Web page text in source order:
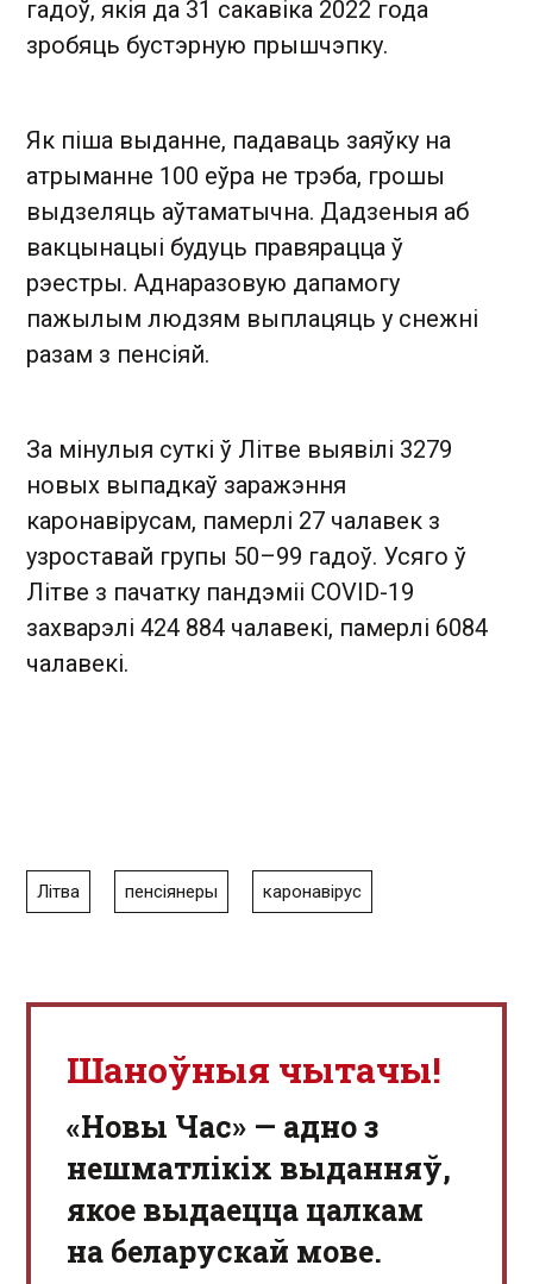
гадоў, якія да 31 сакавіка 2022 года
зробяць бустэрную прышчэпку.
Як піша выданне, падаваць заяўку на
атрыманне 100 еўра не трэба, грошы
выдзеляць аўтаматычна. Дадзеныя аб
вакцынацыі будуць правярацца ў
рэестры. Аднаразовую дапамогу
пажылым людзям выплацяць у снежні
разам з пенсіяй.
За мінулыя суткі ў Літве выявілі 3279
новых выпадкаў заражэння
каронавірусам, памерлі 27 чалавек з
узроставай групы 50– 99 гадоў. Усяго ў
Літве з пачатку пандэміі COVID-19
захварэлі 424 884 чалавекі, памерлі 6084
чалавекі.
Літва пенсіянеры каронавірус
Шаноўныя чытачы!
«Новы Час» — адно з
нешматлікіх выданняў,
якое выдаецца цалкам
на беларускай мове.